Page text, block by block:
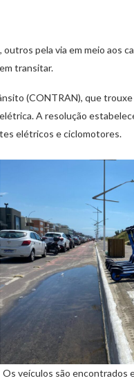
pela via em meio aos
transitar.
(CONTRAN), que
A resolução
elétricos e ciclomotores.
Os veículos são encontrados